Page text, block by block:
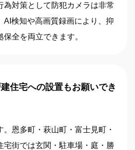
為対策として防犯カメラは非常
AI検知や高画質録画により、抑
保全を両立できます。
住宅への設置もお願いでき
。恩多町・萩山町・富士見町・
宅街では玄関・駐車場・庭・勝